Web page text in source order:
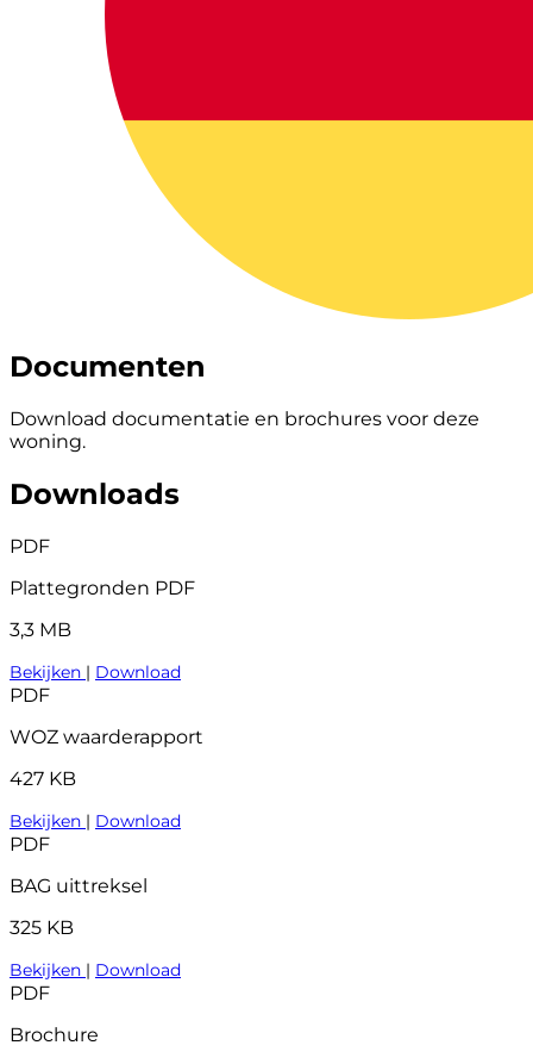
Documenten
Download documentatie en brochures voor deze
woning.
Downloads
PDF
Plattegronden PDF
3,3 MB
Bekijken | Download
PDF
WOZ waarderapport
427 KB
Bekijken | Download
PDF
BAG uittreksel
325 KB
Bekijken | Download
PDF
Brochure